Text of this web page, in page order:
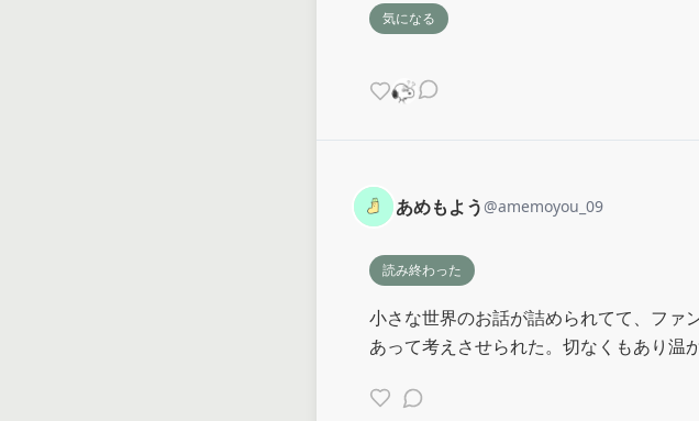
気になる
あめもよう @amemoyou_09
読み終わった
小さな世界のお話が詰められてて、ファ
あって考えさせられた。切なくもあり温